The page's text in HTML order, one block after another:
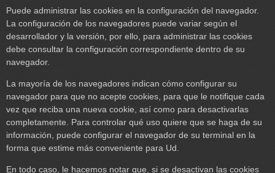
Puede administrar las cookies en la configuración del navegador.
La configuración de los navegadores puede variar según el
desarrollador y la versión, por ello, para administrar las cookies
debe consultar la configuración correspondiente dentro de su
navegador.
La mayoría de los navegadores indican cómo configurar su
navegador para que no acepte cookies, para que le notifique cada
vez que reciba una nueva cookie, así como para desactivarlas
completamente. Para controlar qué uso quiere que se haga de su
información, puede configurar el navegador de su terminal en la
forma que estime más conveniente para Ud.
En todo caso, le hacemos notar que, si se desactivan las cookies